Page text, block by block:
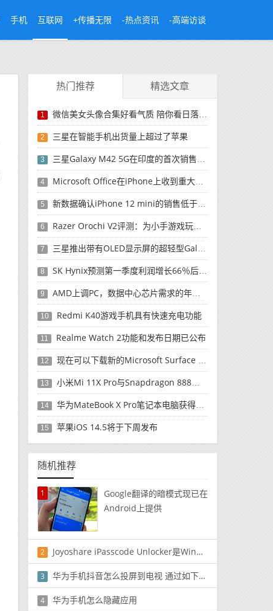
手机 互联网 +传播无限 -热点资讯 -高端访谈
热门推荐 精选文章
1 微信美女头像合集好看气质 陪你看日落的人比日落更浪漫
2 三星在智能手机出货量上超过了苹果
3 三星Galaxy M42 5G在印度的首次销售将于今晚开始
4 Microsoft Office在iPhone上收到重大更新
5 新数据确认iPhone 12 mini的销售低于预期
6 Razer Orochi V2评测：为小手游戏玩家设计的鼠标
7 三星推出带有OLED显示屏的超轻型Galaxy Book Pro和Galaxy Book Pro 360笔记本电脑
8 SK Hynix预测第一季度利润增长66％后，对芯片的需求将增强
9 AMD上调PC，数据中心芯片需求的年度收入预测
10 Redmi K40游戏手机具有快速充电功能
11 Realme Watch 2功能和发布日期已公布
12 现在可以下载新的Microsoft Surface Duo更新
13 小米Mi 11X Pro与Snapdragon 888处理器一起发布
14 华为MateBook X Pro笔记本电脑获得全新升级
15 苹果iOS 14.5将于下周发布
随机推荐
1
Google翻译的暗模式现已在
Android上提供
2 Joyoshare iPasscode Unlocker是Windows和Mac PC可用的替代产品之一
3 华为手机抖音怎么投屏到电视 通过如下步骤搞定
4 华为手机怎么隐藏应用